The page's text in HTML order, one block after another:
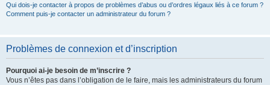
Qui dois-je contacter à propos de problèmes d’abus ou d’ordres légaux liés à ce forum ?
Comment puis-je contacter un administrateur du forum ?
Problèmes de connexion et d’inscription
Pourquoi ai-je besoin de m’inscrire ?
Vous n’êtes pas dans l’obligation de le faire, mais les administrateurs du forum